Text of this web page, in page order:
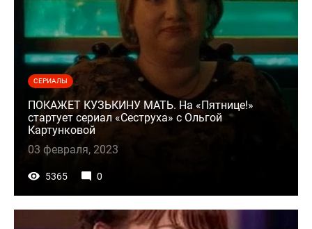
СЕРИАЛЫ
ПОКАЖЕТ КУЗЬКИНУ МАТЬ. На «Пятнице!»
стартует сериал «Сеструха» с Ольгой
Картунковой
03 февраля, 2023
5365 0